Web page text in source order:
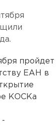
пройдет
ЕАН в
КОСКа
-